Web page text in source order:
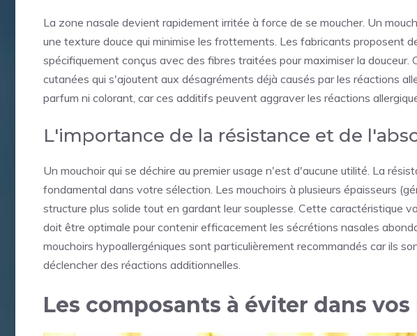
La zone nasale devient rapidement irritée à force de se moucher. Un
une texture douce qui minimise les frottements. Les fabricants proposent
spécifiquement conçus avec des fibres traitées pour maximiser la douceur.
cutanées qui s'ajoutent aux désagréments déjà causés par les réactions
parfum ni colorant, car ces additifs peuvent aggraver les réactions
L'importance de la résistance et de
Un mouchoir qui se déchire au premier usage n'est d'aucune utilité. La
fondamental dans votre sélection. Les mouchoirs à plusieurs épaisseurs
structure plus solide tout en gardant leur souplesse. Cette caractéristique
doit être optimale pour contenir efficacement les sécrétions nasales
mouchoirs hypoallergéniques sont particulièrement recommandés car ils
déclencher des réactions additionnelles.
Les composants à éviter dans